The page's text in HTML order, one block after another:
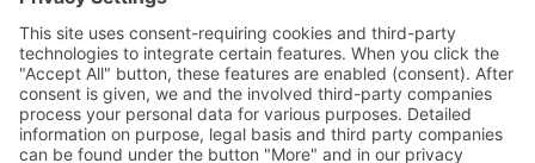
GERMANY
-----------------------------------